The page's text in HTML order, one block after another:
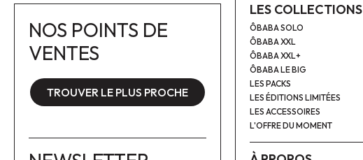
NOS POINTS DE
VENTES
TROUVER LE PLUS PROCHE
LES COLLECTIONS
ÔBABA SOLO
ÔBABA XXL
ÔBABA XXL+
ÔBABA LE BIG
LES PACKS
LES ÉDITIONS LIMITÉES
LES ACCESSOIRES
L'OFFRE DU MOMENT